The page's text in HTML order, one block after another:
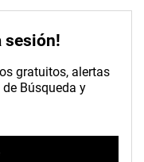
sesión!
gratuitos, alertas
Búsqueda y